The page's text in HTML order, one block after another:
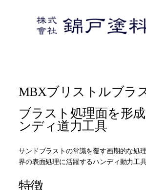
MBXブリストルブラ
ブラスト処理面を形
ンディ道力工具
サンドブラストの常識を覆す画期的な処
界の表面処理に活躍するハンディ動力工
特徴